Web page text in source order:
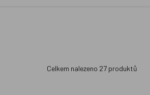
Celkem nalezeno 27produktů